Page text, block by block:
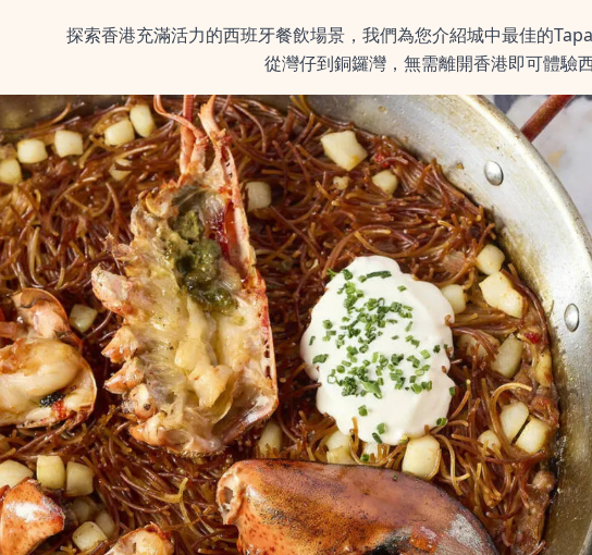
探索香港充滿活力的西班牙餐飲場景，我們為您介紹城中最佳的
從灣仔到銅鑼灣，無需離開香港即可體驗西